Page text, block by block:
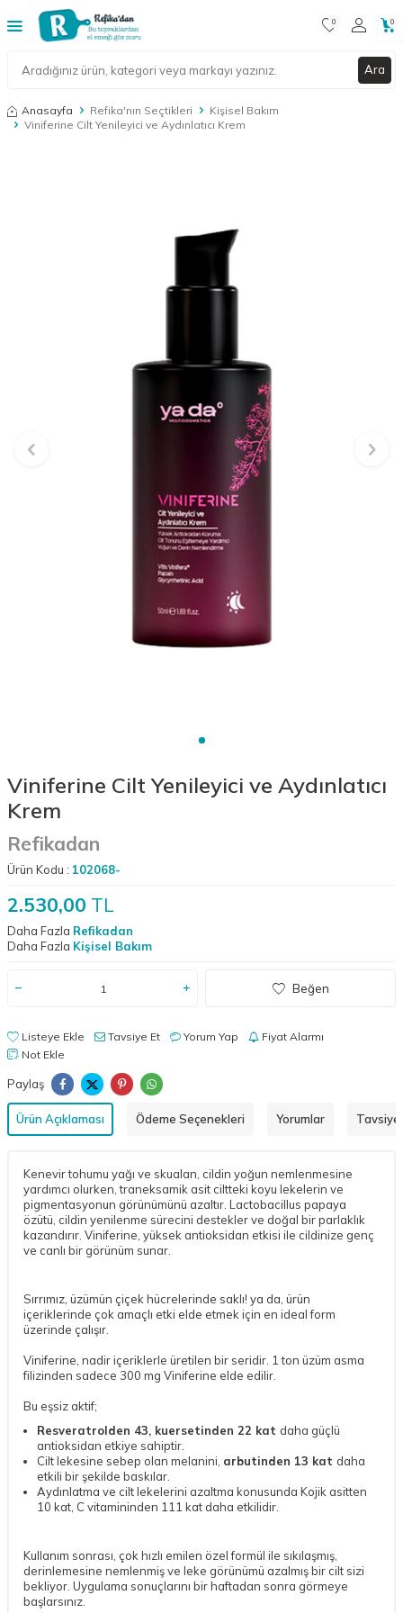
Ara
0 0
Anasayfa Refika'nın Seçtikleri
Kişisel Bakım
Viniferine Cilt Yenileyici ve Aydınlatıcı Krem
Viniferine Cilt Yenileyici ve Aydınlatıcı
Krem
Refikadan
Ürün Kodu : 102068-
2.530,00 TL
Daha Fazla Refikadan
Daha Fazla Kişisel Bakım
Beğen
Listeye Ekle Tavsiye Et Yorum Yap
Fiyat Alarmı
Not Ekle
Paylaş
Ürün Açıklaması Ödeme Seçenekleri Yorumlar Tavsiye
Kenevir tohumu yağı ve skualan, cildin yoğun nemlenmesine
yardımcı olurken, traneksamik asit ciltteki koyu lekelerin ve
pigmentasyonun görünümünü azaltır. Lactobacillus papaya
özütü, cildin yenilenme sürecini destekler ve doğal bir parlaklık
kazandırır. Viniferine, yüksek antioksidan etkisi ile cildinize genç
ve canlı bir görünüm sunar.
Sırrımız, üzümün çiçek hücrelerinde saklı! ya da, ürün
içeriklerinde çok amaçlı etki elde etmek için en ideal form
üzerinde çalışır.
Viniferine, nadir içeriklerle üretilen bir seridir. 1 ton üzüm asma
filizinden sadece 300 mg Viniferine elde edilir.
Bu eşsiz aktif;
Resveratrolden 43, kuersetinden 22 kat daha güçlü
antioksidan etkiye sahiptir.
Cilt lekesine sebep olan melanini, arbutinden 13 kat daha
etkili bir şekilde baskılar.
Aydınlatma ve cilt lekelerini azaltma konusunda Kojik asitten
10 kat, C vitamininden 111 kat daha etkilidir.
Kullanım sonrası, çok hızlı emilen özel formül ile sıkılaşmış,
derinlemesine nemlenmiş ve leke görünümü azalmış bir cilt sizi
bekliyor. Uygulama sonuçlarını bir haftadan sonra görmeye
başlarsınız.